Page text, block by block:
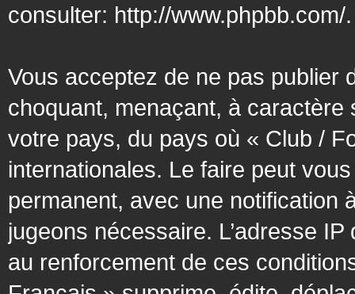
consulter: http://www.phpbb.com/.
Vous acceptez de ne pas publier
choquant, menaçant, à
votre pays, du pays où « Club /
internationales. Le faire peut
permanent, avec une notification
jugeons nécessaire. L’adresse
au renforcement de ces